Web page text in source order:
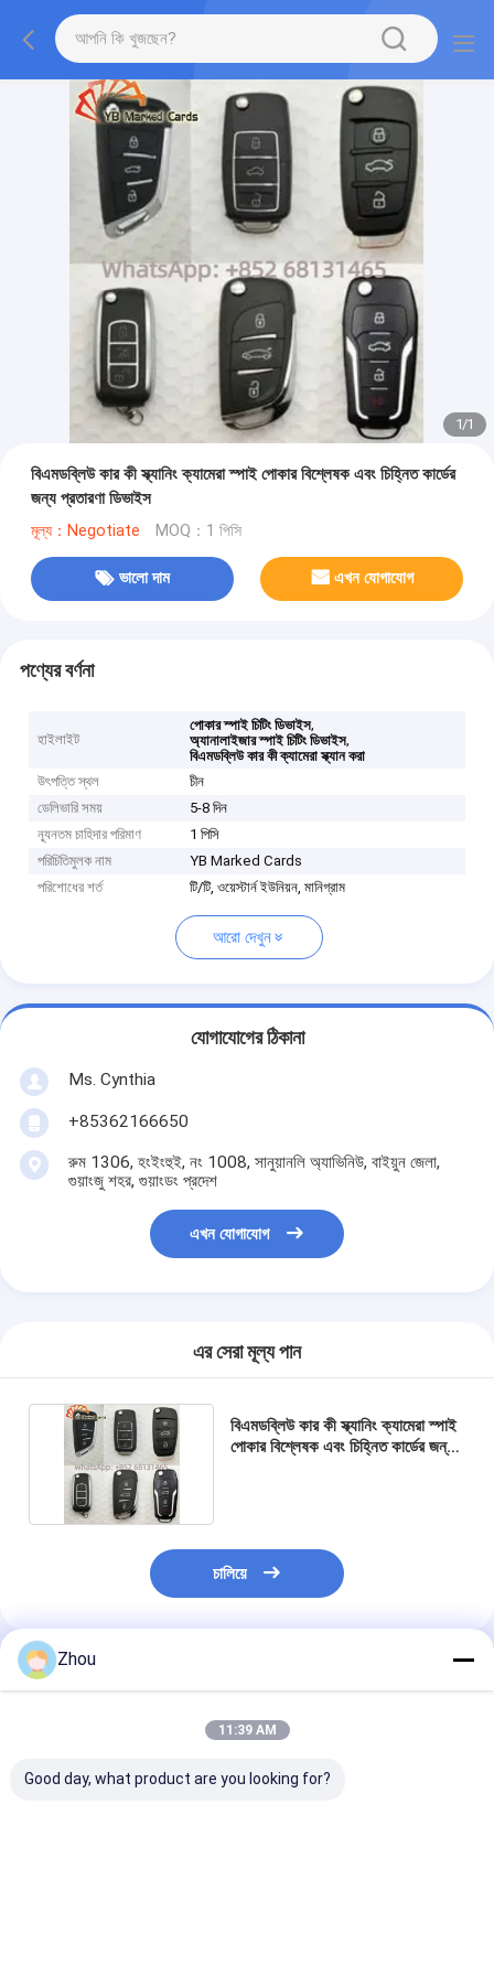
1/1
বিএমডব্লিউ কার কী স্ক্যানিং ক্যামেরা স্পাই পোকার বিশ্লেষক এবং চিহ্নিত কার্ডের
জন্য প্রতারণা ডিভাইস
মূল্য：Negotiate MOQ：1 পিসি
ভালো দাম এখন যোগাযোগ
পণ্যের বর্ণনা
হাইলাইট
পোকার স্পাই চিটিং ডিভাইস,
অ্যানালাইজার স্পাই চিটিং ডিভাইস,
বিএমডব্লিউ কার কী ক্যামেরা স্ক্যান করা
উৎপত্তি স্থল
চীন
ডেলিভারি সময়
5-8 দিন
ন্যূনতম চাহিদার পরিমাণ
1 পিসি
পরিচিতিমুলক নাম
YB Marked Cards
পরিশোধের শর্ত
টি/টি, ওয়েস্টার্ন ইউনিয়ন, মানিগ্রাম
আরো দেখুন
যোগাযোগের ঠিকানা
Ms. Cynthia
‪+85362166650‬
রুম 1306, হংইংহুই, নং 1008, সানুয়ানলি অ্যাভিনিউ, বাইয়ুন জেলা,
গুয়াংজু শহর, গুয়াংডং প্রদেশ
এখন যোগাযোগ
এর সেরা মূল্য পান
বিএমডব্লিউ কার কী স্ক্যানিং ক্যামেরা স্পাই
পোকার বিশ্লেষক এবং চিহ্নিত কার্ডের জন্য
চালিয়ে
প্রস্তাবিত পণ্য
Zhou
11:39 AM
Good day, what product are you looking for?